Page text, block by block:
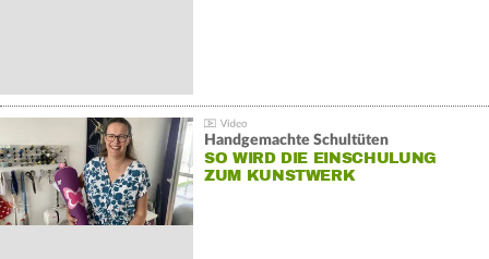
Handgemachte Schultüten
SO WIRD DIE EINSCHULUNG
ZUM KUNSTWERK